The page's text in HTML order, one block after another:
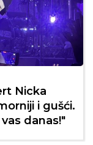
Nicka
i gušći.
danas!"